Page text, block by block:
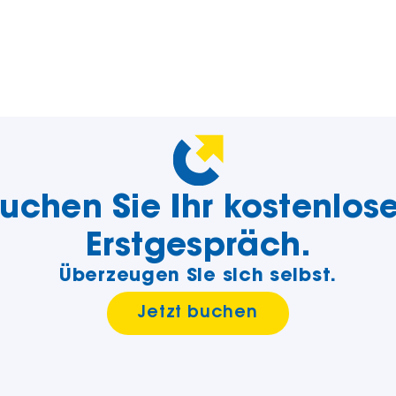
Sie Ihr
Erstgespräch.
Überzeugen Sie sich selbst.
Jetzt buchen